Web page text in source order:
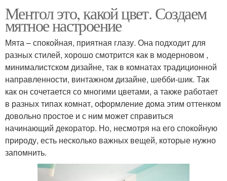
Ментол это, какой цвет. Создаем
мятное настроение
Мята – спокойная, приятная глазу. Она подходит для
разных стилей, хорошо смотрится как в модерновом ,
минималистском дизайне, так в комнатах традиционной
направленности, винтажном дизайне, шебби-шик. Так
как он сочетается со многими цветами, а также работает
в разных типах комнат, оформление дома этим оттенком
довольно простое и с ним может справиться
начинающий декоратор. Но, несмотря на его спокойную
природу, есть несколько важных вещей, которые нужно
запомнить.